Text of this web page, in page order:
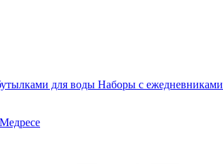
для воды Наборы с ежедневниками